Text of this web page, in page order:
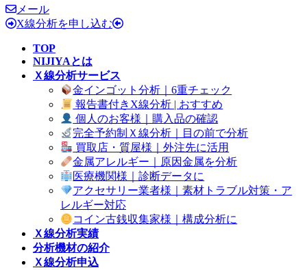
メール
X線分析を申し込む
TOP
NIJIYAとは
Ｘ線分析サービス
金インゴット分析｜6重チェック
報告書付きX線分析 | おすすめ
個人のお客様｜購入品の確認
完全予約制Ｘ線分析｜目の前で分析
買取店・質屋様｜外注先に活用
金属アレルギー｜原因金属を分析
医療機関様｜診断データに
アクセサリー業者様｜素材トラブル対策・ア
レルギー対応
コイン古銭収集家様｜構成分析に
Ｘ線分析実績
分析機材の紹介
Ｘ線分析申込